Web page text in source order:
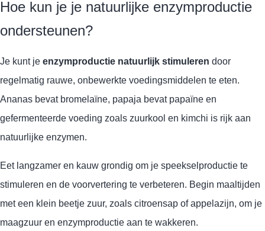
Hoe kun je je natuurlijke enzymproductie
ondersteunen?
Je kunt je enzymproductie natuurlijk stimuleren door
regelmatig rauwe, onbewerkte voedingsmiddelen te eten.
Ananas bevat bromelaïne, papaja bevat papaïne en
gefermenteerde voeding zoals zuurkool en kimchi is rijk aan
natuurlijke enzymen.
Eet langzamer en kauw grondig om je speekselproductie te
stimuleren en de voorvertering te verbeteren. Begin maaltijden
met een klein beetje zuur, zoals citroensap of appelazijn, om je
maagzuur en enzymproductie aan te wakkeren.